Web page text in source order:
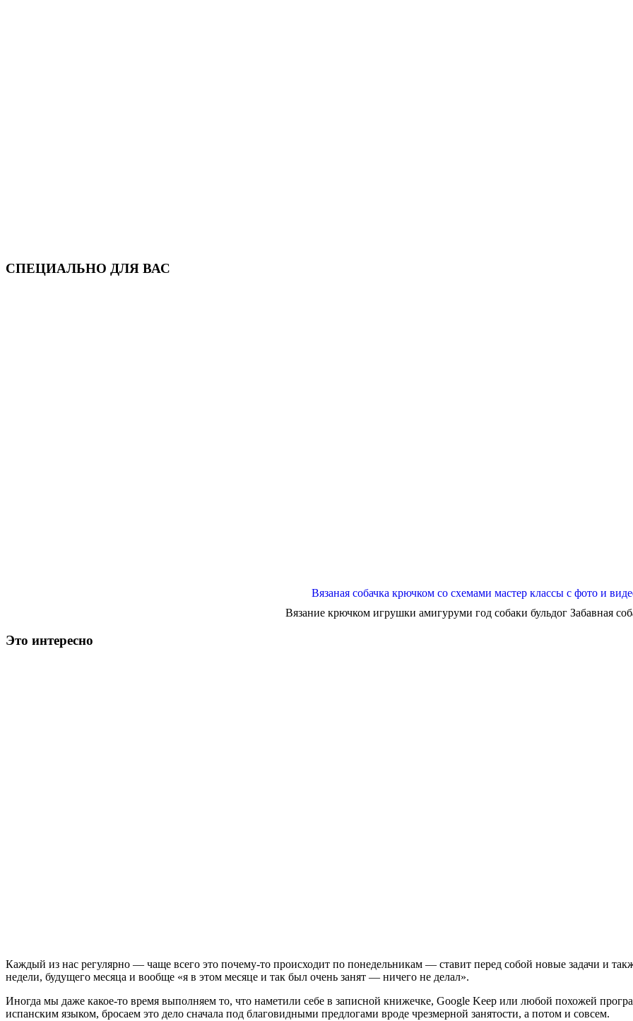
СПЕЦИАЛЬНО ДЛЯ ВАС
Вязаная собачка крючком со схемами мастер классы с фото и
Вязание крючком игрушки амигуруми год собаки бульдог Забавная
Это интересно
Каждый из нас регулярно — чаще всего это почему-то происходит по понедельникам — ставит перед собой новые задачи и
недели, будущего месяца и вообще «я в этом месяце и так был очень занят — ничего не делал».
Иногда мы даже какое-то время выполняем то, что наметили себе в записной книжечке, Google Keep или любой похожей
испанским языком, бросаем это дело сначала под благовидными предлогами вроде чрезмерной занятости, а потом и совсем.